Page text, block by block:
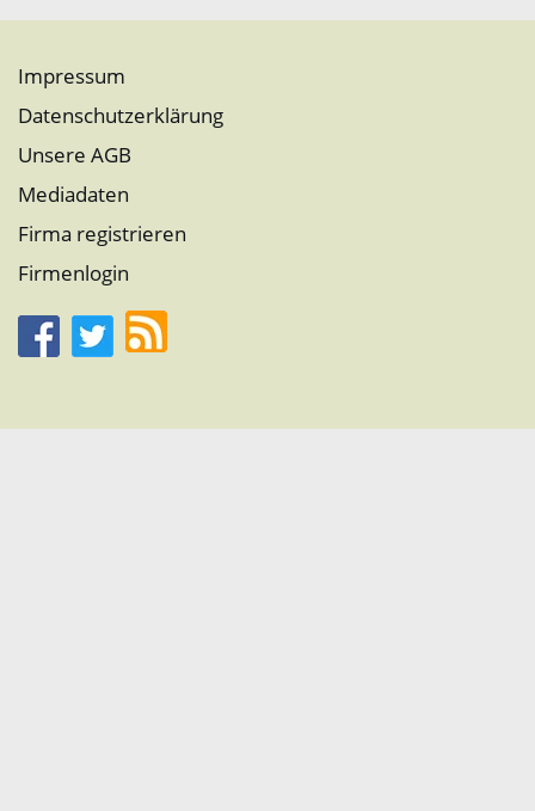
Impressum
Datenschutzerklärung
Unsere AGB
Mediadaten
Firma registrieren
Firmenlogin